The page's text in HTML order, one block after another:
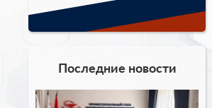
Последние новости